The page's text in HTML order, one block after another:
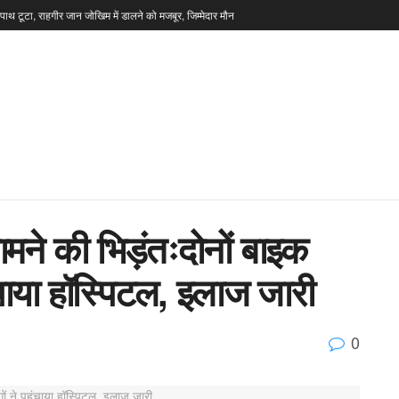
टूटा, राहगीर जान जोखिम में डालने को मजबूर, जिम्मेदार मौन
की भिड़ंतःदोनों बाइक
हॉस्पिटल, इलाज जारी
0